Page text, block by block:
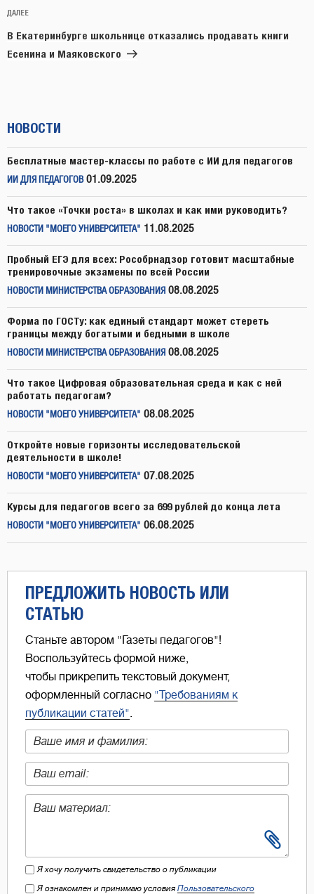
Следующая
запись
ДАЛЕЕ
В Екатеринбурге школьнице отказались продавать книги
Есенина и Маяковского
НОВОСТИ
Бесплатные мастер-классы по работе с ИИ для педагогов
ИИ ДЛЯ ПЕДАГОГОВ 01.09.2025
Что такое «Точки роста» в школах и как ими руководить?
НОВОСТИ "МОЕГО УНИВЕРСИТЕТА" 11.08.2025
Пробный ЕГЭ для всех: Рособрнадзор готовит масштабные
тренировочные экзамены по всей России
НОВОСТИ МИНИСТЕРСТВА ОБРАЗОВАНИЯ 08.08.2025
Форма по ГОСТу: как единый стандарт может стереть
границы между богатыми и бедными в школе
НОВОСТИ МИНИСТЕРСТВА ОБРАЗОВАНИЯ 08.08.2025
Что такое Цифровая образовательная среда и как с ней
работать педагогам?
НОВОСТИ "МОЕГО УНИВЕРСИТЕТА" 08.08.2025
Откройте новые горизонты исследовательской
деятельности в школе!
НОВОСТИ "МОЕГО УНИВЕРСИТЕТА" 07.08.2025
Курсы для педагогов всего за 699 рублей до конца лета
НОВОСТИ "МОЕГО УНИВЕРСИТЕТА" 06.08.2025
ПРЕДЛОЖИТЬ НОВОСТЬ ИЛИ
СТАТЬЮ
Станьте автором "Газеты педагогов"!
Воспользуйтесь формой ниже,
чтобы прикрепить текстовый документ,
оформленный согласно "Требованиям к
публикации статей"
Я хочу получить свидетельство о публикации
Я ознакомлен и принимаю условия Пользовательского